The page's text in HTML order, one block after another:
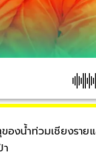
องน้ำท่วมเชียงราย